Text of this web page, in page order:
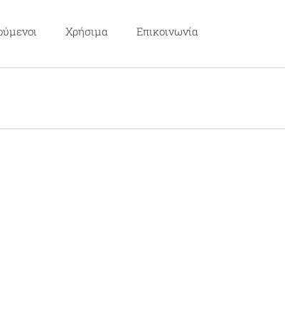
Χρήσιμα Επικοινωνία